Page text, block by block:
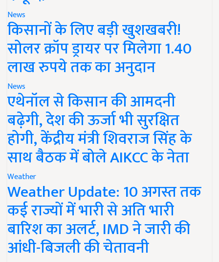
News
किसानों के लिए बड़ी खुशखबरी!
सोलर क्रॉप ड्रायर पर मिलेगा 1.40
लाख रुपये तक का अनुदान
News
एथेनॉल से किसान की आमदनी
बढ़ेगी, देश की ऊर्जा भी सुरक्षित
होगी, केंद्रीय मंत्री शिवराज सिंह के
साथ बैठक में बोले AIKCC के नेता
Weather
Weather Update: 10 अगस्त तक
कई राज्यों में भारी से अति भारी
बारिश का अलर्ट, IMD ने जारी की
आंधी-बिजली की चेतावनी